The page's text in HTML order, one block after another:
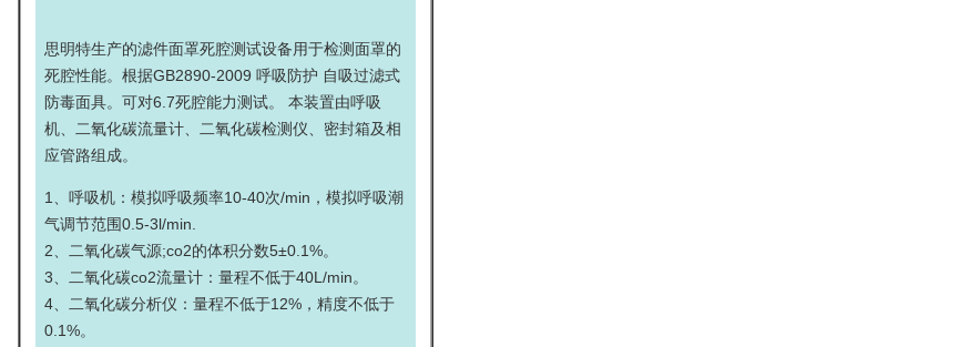
思明特生产的滤件面罩死腔测试设备用于检测面罩的
死腔性能。根据GB2890-2009 呼吸防护 自吸过滤式
防毒面具。可对6.7死腔能力测试。 本装置由呼吸
机、二氧化碳流量计、二氧化碳检测仪、密封箱及相
应管路组成。
1、呼吸机：模拟呼吸频率10-40次/min，模拟呼吸潮
气调节范围0.5-3l/min.
2、二氧化碳气源;co2的体积分数5±0.1%。
3、二氧化碳co2流量计：量程不低于40L/min。
4、二氧化碳分析仪：量程不低于12%，精度不低于
0.1%。